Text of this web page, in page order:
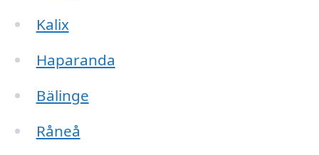
Kalix
Haparanda
Bälinge
Råneå